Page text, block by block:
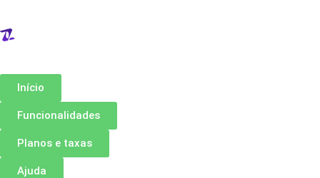
Início
Funcionalidades
Planos e taxas
Ajuda